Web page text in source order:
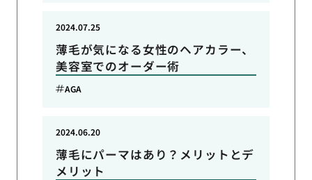
薄毛が気になる女性のヘアカラー、
美容室でのオーダー術
2024.07.25
AGA
薄毛にパーマはあり？メリットとデ
メリット
2024.06.20